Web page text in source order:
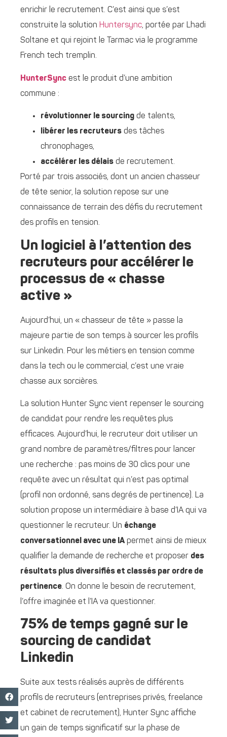
enrichir le recrutement. C’est ainsi que s’est
construite la solution Huntersync, portée par Lhadi
Soltane et qui rejoint le Tarmac via le programme
French tech tremplin.
HunterSync est le produit d’une ambition
commune :
révolutionner le sourcing de talents,
libérer les recruteurs des tâches
chronophages,
accélérer les délais de recrutement.
Porté par trois associés, dont un ancien chasseur
de tête senior, la solution repose sur une
connaissance de terrain des défis du recrutement
des profils en tension.
Un logiciel à l’attention des
recruteurs pour accélérer le
processus de « chasse
active »
Aujourd’hui, un « chasseur de tête » passe la
majeure partie de son temps à sourcer les profils
sur Linkedin. Pour les métiers en tension comme
dans la tech ou le commercial, c’est une vraie
chasse aux sorcières.
La solution Hunter Sync vient repenser le sourcing
de candidat pour rendre les requêtes plus
efficaces. Aujourd’hui, le recruteur doit utiliser un
grand nombre de paramètres/filtres pour lancer
une recherche : pas moins de 30 clics pour une
requête avec un résultat qui n’est pas optimal
(profil non ordonné, sans degrés de pertinence). La
solution propose un intermédiaire à base d’IA qui va
questionner le recruteur. Un échange
conversationnel avec une IApermet ainsi de mieux
qualifier la demande de recherche et proposer des
résultats plus diversifiés et classés par ordre de
pertinence. On donne le besoin de recrutement,
l’offre imaginée et l’IA va questionner.
75% de temps gagné sur le
sourcing de candidat
Linkedin
Suite aux tests réalisés auprès de différents
profils de recruteurs (entreprises privés, freelance
et cabinet de recrutement), Hunter Sync affiche
un gain de temps significatif sur la phase de